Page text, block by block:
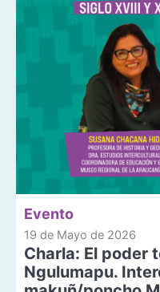
Evento
19 de Mayo de 2026
Charla: El poder
Ngulumapu.